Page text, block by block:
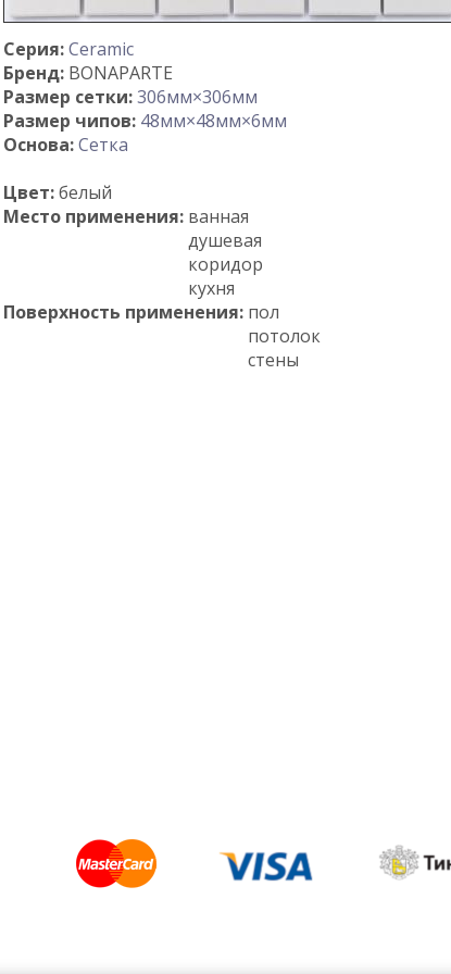
Серия:Ceramic
Бренд: BONAPARTE
Размер сетки:306мм×306мм
Размер чипов: 48мм×48мм×6мм
Основа:Сетка
Цвет:белый
Место применения: ванная
душевая
коридор
кухня
Поверхность применения: пол
потолок
стены